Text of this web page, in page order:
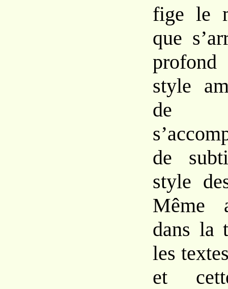
fige le
que
style
de
de
style
Même
dans la
les
et